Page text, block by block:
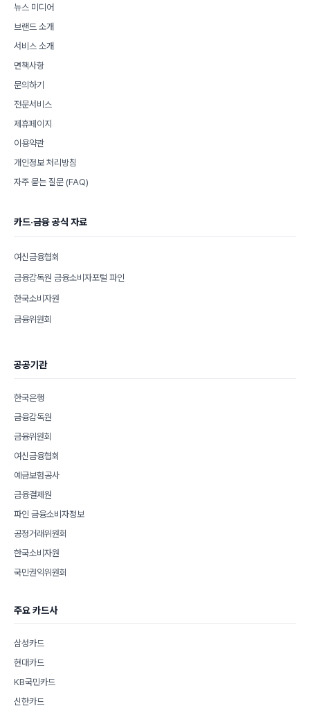
뉴스 미디어
브랜드 소개
서비스 소개
면책사항
문의하기
전문서비스
제휴페이지
이용약관
개인정보 처리방침
자주 묻는 질문 (FAQ)
카드·금융 공식 자료
여신금융협회
금융감독원 금융소비자포털 파인
한국소비자원
금융위원회
공공기관
한국은행
금융감독원
금융위원회
여신금융협회
예금보험공사
금융결제원
파인 금융소비자정보
공정거래위원회
한국소비자원
국민권익위원회
주요 카드사
삼성카드
현대카드
KB국민카드
신한카드